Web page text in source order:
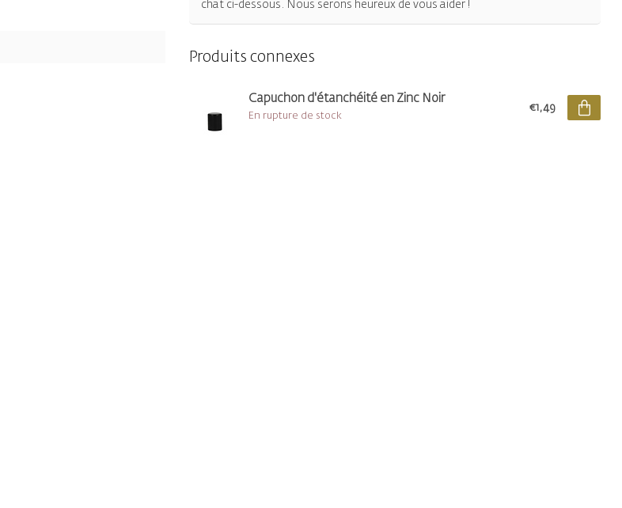
chat ci-dessous. Nous serons heureux de vous aider !
Produits connexes
Capuchon d'étanchéité en Zinc Noir
En rupture de stock
€1,49